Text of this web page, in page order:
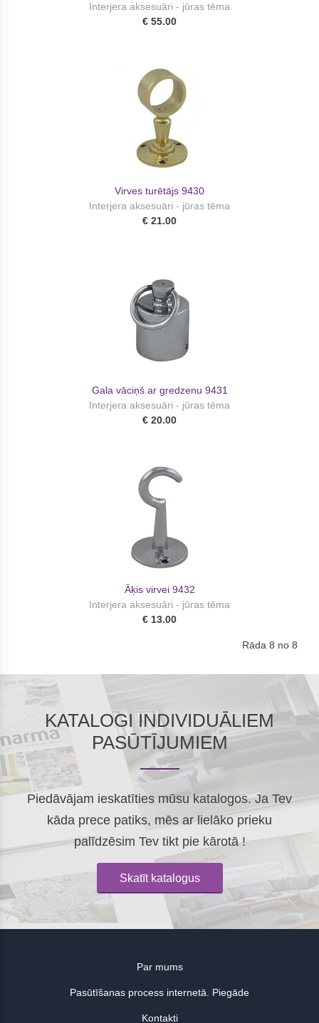
Interjera aksesuāri - jūras tēma
€ 55.00
Virves turētājs 9430
Interjera aksesuāri - jūras tēma
€ 21.00
Gala vāciņš ar gredzenu 9431
Interjera aksesuāri - jūras tēma
€ 20.00
Āķis virvei 9432
Interjera aksesuāri - jūras tēma
€ 13.00
Rāda 8 no 8
KATALOGI INDIVIDUĀLIEM
PASŪTĪJUMIEM
Piedāvājam ieskatīties mūsu katalogos. Ja Tev
kāda prece patiks, mēs ar lielāko prieku
palīdzēsim Tev tikt pie kārotā !
Skatīt katalogus
Par mums
Pasūtīšanas process internetā. Piegāde
Kontakti